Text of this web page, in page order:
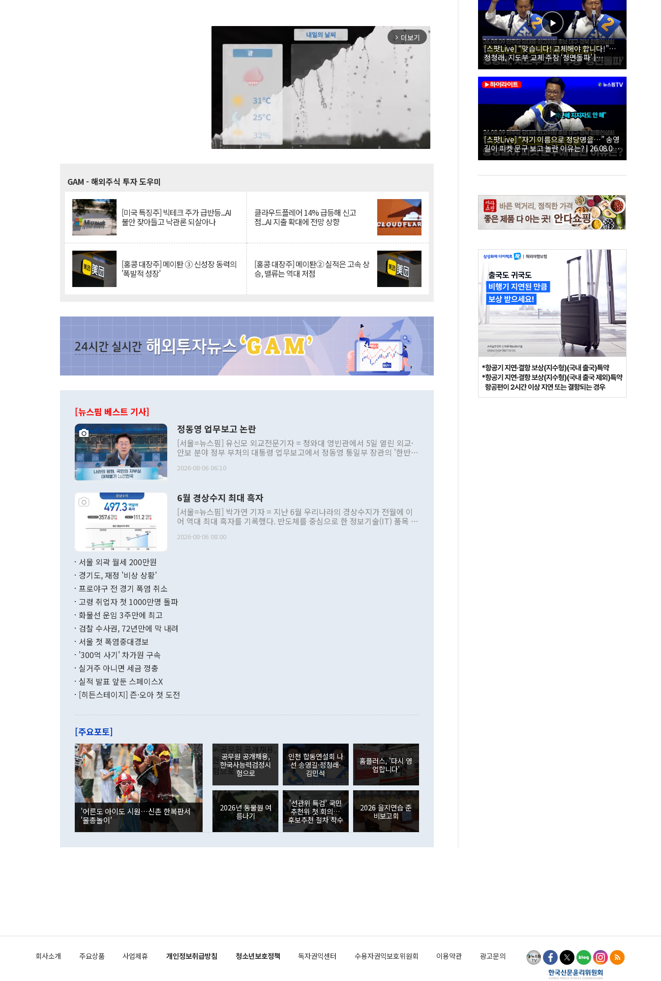
arrow_forward_ios 더보기
GAM - 해외주식 투자 도우미
[미국 특징주] 빅테크 주가 급반등...AI
불안 잦아들고 낙관론 되살아나
클라우드플레어 14% 급등해 신고
점...AI 지출 확대에 전망 상향
[홍콩 대장주] 메이퇀 ③ 신성장 동력의
'폭발적 성장'
[홍콩 대장주] 메이퇀② 실적은 고속 상
승, 밸류는 역대 저점
[뉴스핌 베스트 기사]
정동영 업무보고 논란
[서울=뉴스핌] 유신모 외교전문기자 = 청와대 영빈관에서 5일 열린 외교·
안보 분야 정부 부처의 대통령 업무보고에서 정동영 통일부 장관의 '한반도
발언 중에는 정부 내 조율을 거치지 않은 사안을 정책으로 추진하겠다고 공
주의적 희망에 근거한 비현실적 구상'이라는 비판을 내놨다. 그동안 정 장
관의 대북 정책 관련 발언이 물의를 빚은 적은 여러 번 있지만 대통령과 유
관 부처 장관이 공개적으로 부정적 입장을 표명한 것은 이례적이다. 정 장
관의 무리한 대북 접근법과 월권을 제어해야 한다는 목소리도 높아지고 있
다. [정동영 통일부 장관이 지난달 23일 오후 서울 종로구 정부서울청사에
무너졌다고도 했다. 또 "현 시점에서 흘러간 선(先)비핵화만 되뇌는 것은
함께 4자 대화의 동력을 확보하기 위해 최선을 다할 것"이라고 말했다. 하
"우리의 선의대로 하는 게 과연 한반도의 평화와 안정에 플러스냐, 결론적
관은 업무보고 사후 브리핑에서 정 장관이 언급한 '4자 회담'에 대해 "이상
이 9월 러시아 블라디보스토크에서 열리는 '동방경제포럼(EEF)'을 언급하
며 "정부 차원에서 (참석을) 검토하고 있다"고 발언한 데 대해서도 조 장관
은 "그것은 외교부의 몫"이라며 "아직 거기까지 진도가 나가지 않았다"고
잘랐다. 정 장관이 이날 소개한 대북 구상과 설명은 정부 내 조율을 거치지
않았다는 점에서 문제가 있다. 특히 주적 표현 대체와 국호 사용, 9·19 군
사합의 복원, 4자회담 추진 등은 통일부 장관이 결정할 사안이 아니어서 월
권이라는 지적이 나오고 있다. 이 대통령은 정 장관의 업무보고를 듣고 난
뒤 "여기 업무보고에 발표했다고 승인난 건 아니다"라고 재차 확인했다. 정
부의 한 소식통은 "정 장관의 발언 내용은 대부분 국가안전보장회의(NSC)
를 거쳐 결정된 사안이 아닌 정 장관의 개인적 생각에 가깝다"며 "안보 관
련 부처 장관이 정부의 공식 정책이 아닌 사안을 추진하겠다고 업무보고를
하고 대통령의 면전에서 '국군통수권자가 나서야 한다'고 주장한 것은 심각
이나 미국은 북한에 선비핵화를 공식적으로 요구한 적이 없기 때문이다. 지
공하는 방식으로 이뤄졌다. 1994년 북·미 제네바 기본합의는 핵시설 동결
2026-08-06 06:10
6월 경상수지 최대 흑자
[서울=뉴스핌] 박가연 기자 = 지난 6월 우리나라의 경상수지가 전월에 이
어 역대 최대 흑자를 기록했다. 반도체를 중심으로 한 정보기술(IT) 품목 수
료=한국은행] 한국은행이 6일 발표한 '2026년 6월 국제수지(잠정)'에 따르
며 월간 기준 처음으로 1000억달러를 넘어섰다. 상품수입은 644억8000만
196.9% 급증했고 컴퓨터·주변기기(SSD)는 282.7% 증가했다. IT 품목
수출은 160.4% 늘었으며 비IT 품목도 ▲석유제품(47.5%) ▲화공품
기록했지만 지식재산권사용료수지는 전월 흑자에서 4억4000만달러 적자
로 전환됐다. 본원소득수지는 배당소득을 중심으로 32억7000만달러 흑자
는 배당수입이 늘어난 데다 전월 분기배당에 따른 기저효과로 배당지급이
였던 올해 3월(369억9000만달러)을 넘어선 것이다. 직접투자에서는 내국
인의 해외투자가 80억1000만달러, 외국인의 국내투자가 46억3000만달러
각각 증가했다. 증권투자에서는 외국인의 국내 주식 매도세가 이어졌다. 외
국인의 국내 주식 투자는 차익실현 매도 등의 영향으로 316억1000만달러
감소하며 전월(-310억5000만달러)에 이어 역대 최대 순매도 기록을 다시
경신했다. 외국인의 국내 채권투자는 세계국채지수(WGBI) 자금 유입에도
분기 말 만기도래 영향으로 증가 폭이 줄어든 52억9000만달러를 기록했
다. 내국인의 해외 증권투자는 주식을 중심으로 35억6000만달러 증가했
다. eoyn2@newspim.com
2026-08-06 08:00
서울 외곽 월세 200만원
경기도, 재정 '비상 상황'
프로야구 전 경기 폭염 취소
고령 취업자 첫 1000만명 돌파
화물선 운임 3주만에 최고
검찰 수사권, 72년만에 막 내려
서울 첫 폭염중대경보
'300억 사기' 차가원 구속
실거주 아니면 세금 껑충
실적 발표 앞둔 스페이스X
[히든스테이지] 즌·오아 첫 도전
[주요포토]
'어른도 아이도 시원…신촌 한복판서
'물총놀이'
공무원 공개채용,
한국사능력검정시
험으로
인천 합동연설회 나
선 송영길·정청래·
김민석
홈플러스, '다시 영
업합니다'
2026년 동물원 여
름나기
'선관위 특검' 국민
추천위 첫 회의…
후보추천 절차 착수
2026 을지연습 준
비보고회
[스팟Live] “맞습니다! 교체해야 합니다!”…
정청래, 지도부 교체 주장 ‘정면돌파’ |
26.08.09 더불어민주당 당대표·최고위원 후
보 대구·경북 합동연설회
[스팟Live] “자기 이름으로 정당명을…” 송영
길이 피켓 문구 보고 놀란 이유는? | 26.08.09
더불어민주당 당대표·최고위원 후보 대구·경
회사소개 주요상품 사업제휴 개인정보취급방침 청소년보호정책 독자권익센터 수용자권익보호위원회 이용약관 광고문의